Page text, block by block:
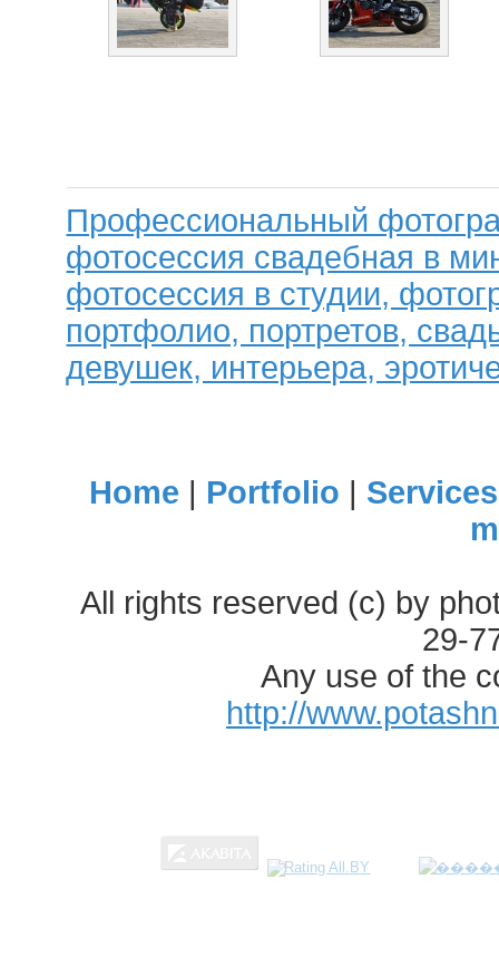
Профессиональный
фотосессия свадебная в
фотосессия в студии,
портфолио, портретов,
девушек, интерьера,
Home | Portfolio | Services
All rights reserved (c) by
29-
Any use of the
http://